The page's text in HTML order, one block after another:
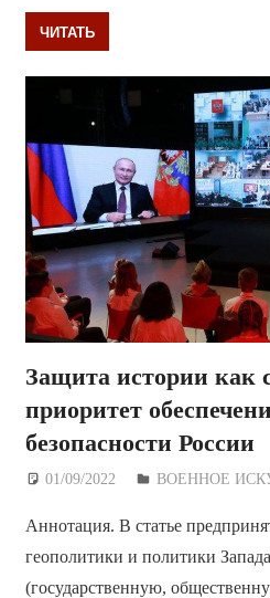
ЧИТАТЬ
Защита истории как
приоритет
безопасности России
01/09/2022 Дежурный по
ВОЕННОЕ
Аннотация. В статье
геополитики и политики
(государственную,